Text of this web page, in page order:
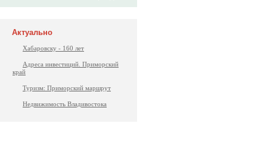
Актуально
Хабаровску - 160 лет
Адреса инвестиций. Приморский
край
Туризм: Приморский маршрут
Недвижимость Владивостока